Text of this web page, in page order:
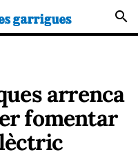
search
arrenca
fomentar